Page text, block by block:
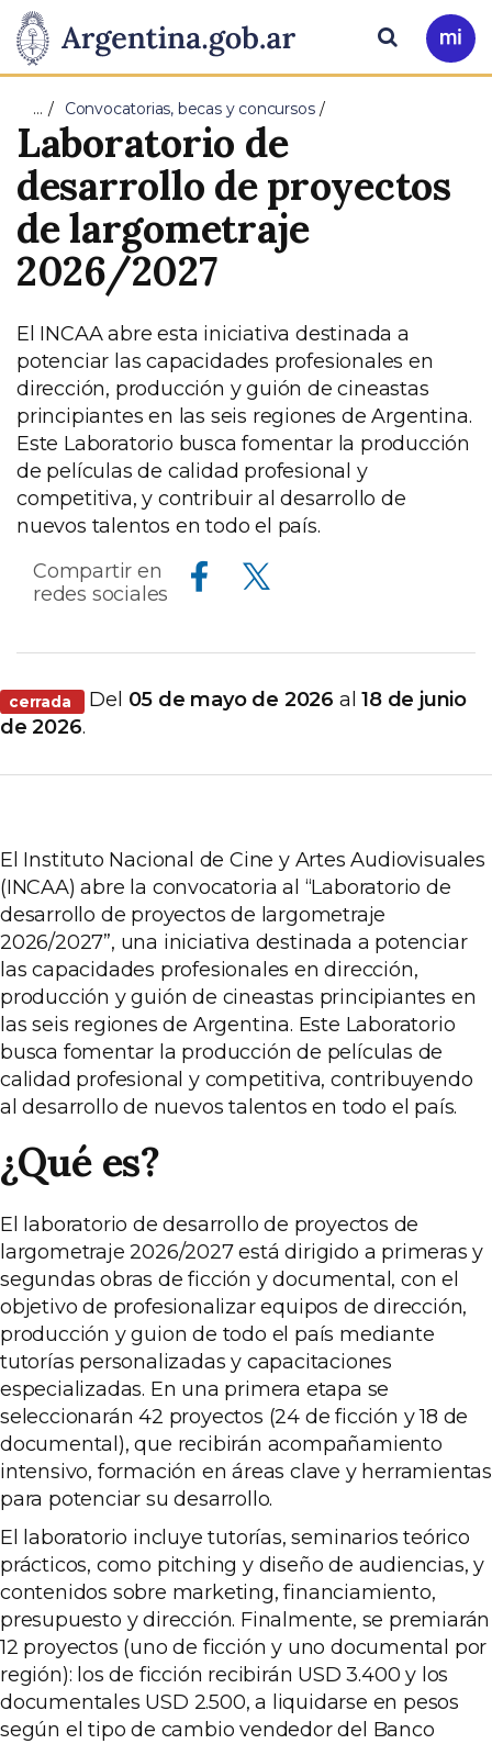
Presidencia
de
la
Nación
Pasar al contenido principal
Ir
a
Buscar
… Convocatorias, becas y concursos
Laboratorio de
desarrollo de proyectos
de largometraje
2026/2027
El INCAA abre esta iniciativa destinada a
potenciar las capacidades profesionales en
dirección, producción y guión de cineastas
principiantes en las seis regiones de Argentina.
Este Laboratorio busca fomentar la producción
de películas de calidad profesional y
competitiva, y contribuir al desarrollo de
nuevos talentos en todo el país.
Compartir en
redes sociales
Compartir en Facebook Compartir en Twitter
cerrada Del 05 de mayo de 2026 al18 de junio
de 2026.
El Instituto Nacional de Cine y Artes Audiovisuales
(INCAA) abre la convocatoria al “Laboratorio de
desarrollo de proyectos de largometraje
2026/2027”, una iniciativa destinada a potenciar
las capacidades profesionales en dirección,
producción y guión de cineastas principiantes en
las seis regiones de Argentina. Este Laboratorio
busca fomentar la producción de películas de
calidad profesional y competitiva, contribuyendo
al desarrollo de nuevos talentos en todo el país.
¿Qué es?
El laboratorio de desarrollo de proyectos de
largometraje 2026/2027 está dirigido a primeras y
segundas obras de ficción y documental, con el
objetivo de profesionalizar equipos de dirección,
producción y guion de todo el país mediante
tutorías personalizadas y capacitaciones
especializadas. En una primera etapa se
seleccionarán 42 proyectos (24 de ficción y 18 de
documental), que recibirán acompañamiento
intensivo, formación en áreas clave y herramientas
para potenciar su desarrollo.
El laboratorio incluye tutorías, seminarios teórico
prácticos, como pitching y diseño de audiencias, y
contenidos sobre marketing, financiamiento,
presupuesto y dirección. Finalmente, se premiarán
12 proyectos (uno de ficción y uno documental por
región): los de ficción recibirán USD 3.400 y los
documentales USD 2.500, a liquidarse en pesos
según el tipo de cambio vendedor del Banco